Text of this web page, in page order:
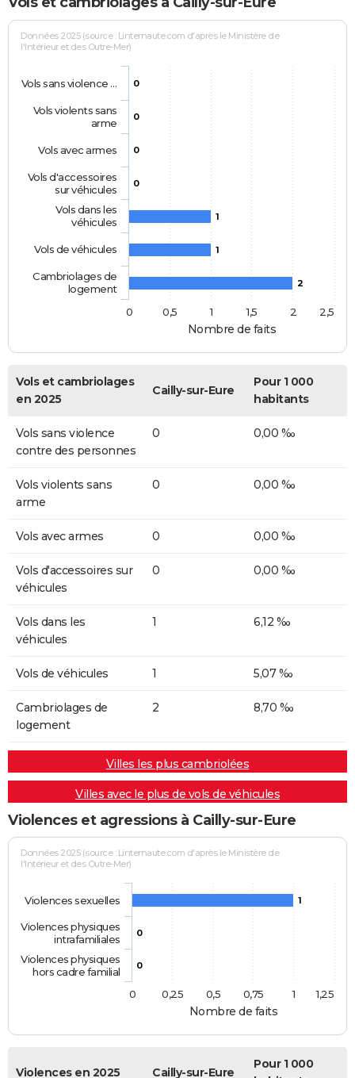
Nombre de faits
Données 2025 (source : Linternaute.com d'après le Ministère de
l'Intérieur et des Outre-Mer)
0
0
0
0
1
1
2
Vols sans violence …
Vols violents sans
arme
Vols avec armes
Vols d'accessoires
sur véhicules
Vols dans les
véhicules
Vols de véhicules
Cambriolages de
logement
0
0,5 1 1,5 2 2,5
Vols et cambriolages
en 2025
Cailly-sur-Eure
Pour 1 000
habitants
Vols sans violence
contre des personnes
0 0,00 ‰
Vols violents sans
arme
0 0,00 ‰
Vols avec armes 0 0,00 ‰
Vols d'accessoires sur
véhicules
0 0,00 ‰
Vols dans les
véhicules
1 6,12 ‰
Vols de véhicules 1 5,07 ‰
Cambriolages de
logement
2 8,70 ‰
Villes les plus cambriolées
Villes avec le plus de vols de véhicules
Violences et agressions à Cailly-sur-Eure
Nombre de faits
Données 2025 (source : Linternaute.com d'après le Ministère de
l'Intérieur et des Outre-Mer)
1
0
0
Violences sexuelles
Violences physiques
intrafamiliales
Violences physiques
hors cadre familial
0
1
0,25 0,5 0,75 1,25
Violences en 2025 Cailly-sur-Eure
Pour 1 000